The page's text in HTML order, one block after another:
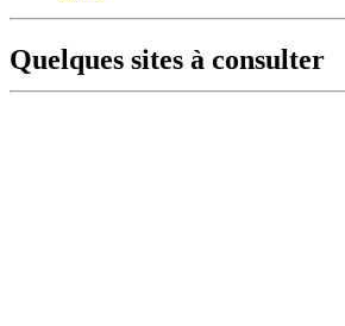
Quelques sites à consulter